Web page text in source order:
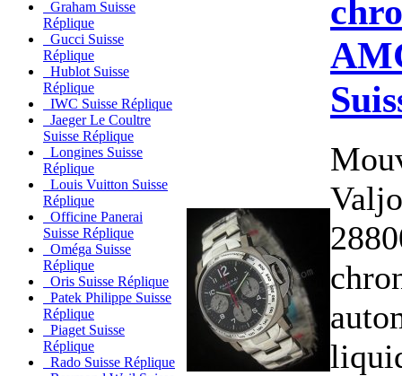
Graham Suisse
Réplique
Gucci Suisse
Réplique
Hublot Suisse
Réplique
IWC Suisse Réplique
Jaeger Le Coultre
Suisse Réplique
Longines Suisse
Réplique
Louis Vuitton Suisse
Réplique
Officine Panerai
Suisse Réplique
Oméga Suisse
Réplique
Oris Suisse Réplique
Patek Philippe Suisse
Réplique
Piaget Suisse
Réplique
Rado Suisse Réplique